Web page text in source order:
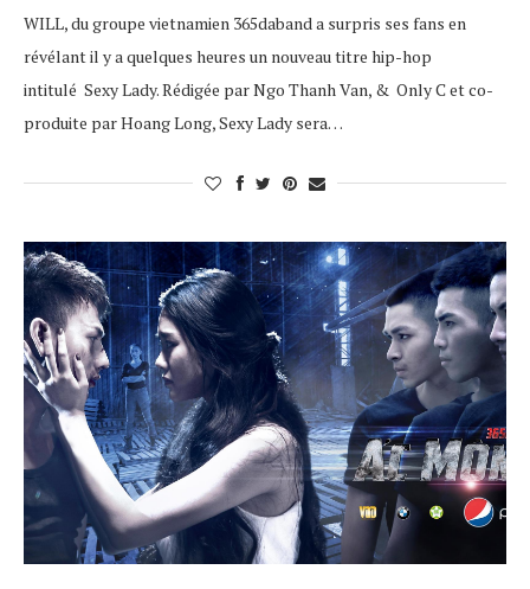
WILL, du groupe vietnamien 365daband a surpris ses fans en
révélant il y a quelques heures un nouveau titre hip-hop
intitulé Sexy Lady. Rédigée par Ngo Thanh Van, & Only C et co-
produite par Hoang Long, Sexy Lady sera…